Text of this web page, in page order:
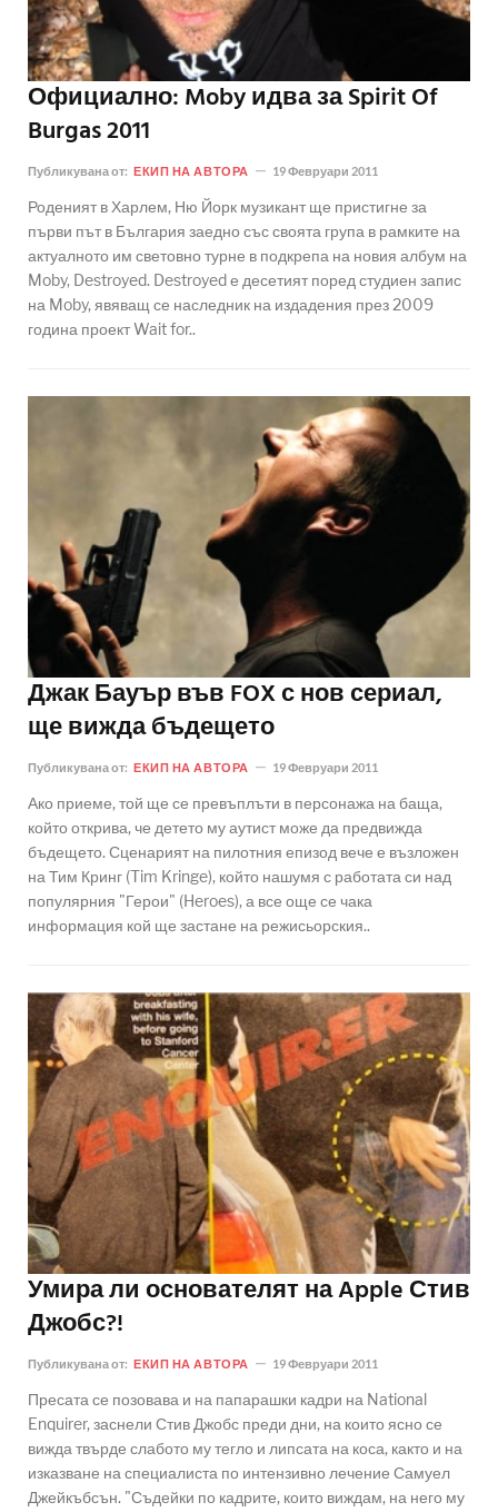
Официално: Moby идва за Spirit Of
Burgas 2011
Публикувана от: ЕКИП НА АВТОРА 19 Февруари 2011
Роденият в Харлем, Ню Йорк музикант ще пристигне за
първи път в България заедно със своята група в рамките на
актуалното им световно турне в подкрепа на новия албум на
Moby, Destroyed. Destroyed е десетият поред студиен запис
на Moby, явяващ се наследник на издадения през 2009
година проект Wait for..
Джак Бауър във FOX с нов сериал,
ще вижда бъдещето
Публикувана от: ЕКИП НА АВТОРА 19 Февруари 2011
Ако приеме, той ще се превъплъти в персонажа на баща,
който открива, че детето му аутист може да предвижда
бъдещето. Сценарият на пилотния епизод вече е възложен
на Тим Кринг (Tim Kringe), който нашумя с работата си над
популярния "Герои" (Heroes), а все още се чака
информация кой ще застане на режисьорския..
Умира ли основателят на Apple Стив
Джобс?!
Публикувана от: ЕКИП НА АВТОРА 19 Февруари 2011
Пресата се позовава и на папарашки кадри на National
Enquirer, заснели Стив Джобс преди дни, на които ясно се
вижда твърде слабото му тегло и липсата на коса, както и на
изказване на специалиста по интензивно лечение Самуел
Джейкъбсън. "Съдейки по кадрите, които виждам, на него му